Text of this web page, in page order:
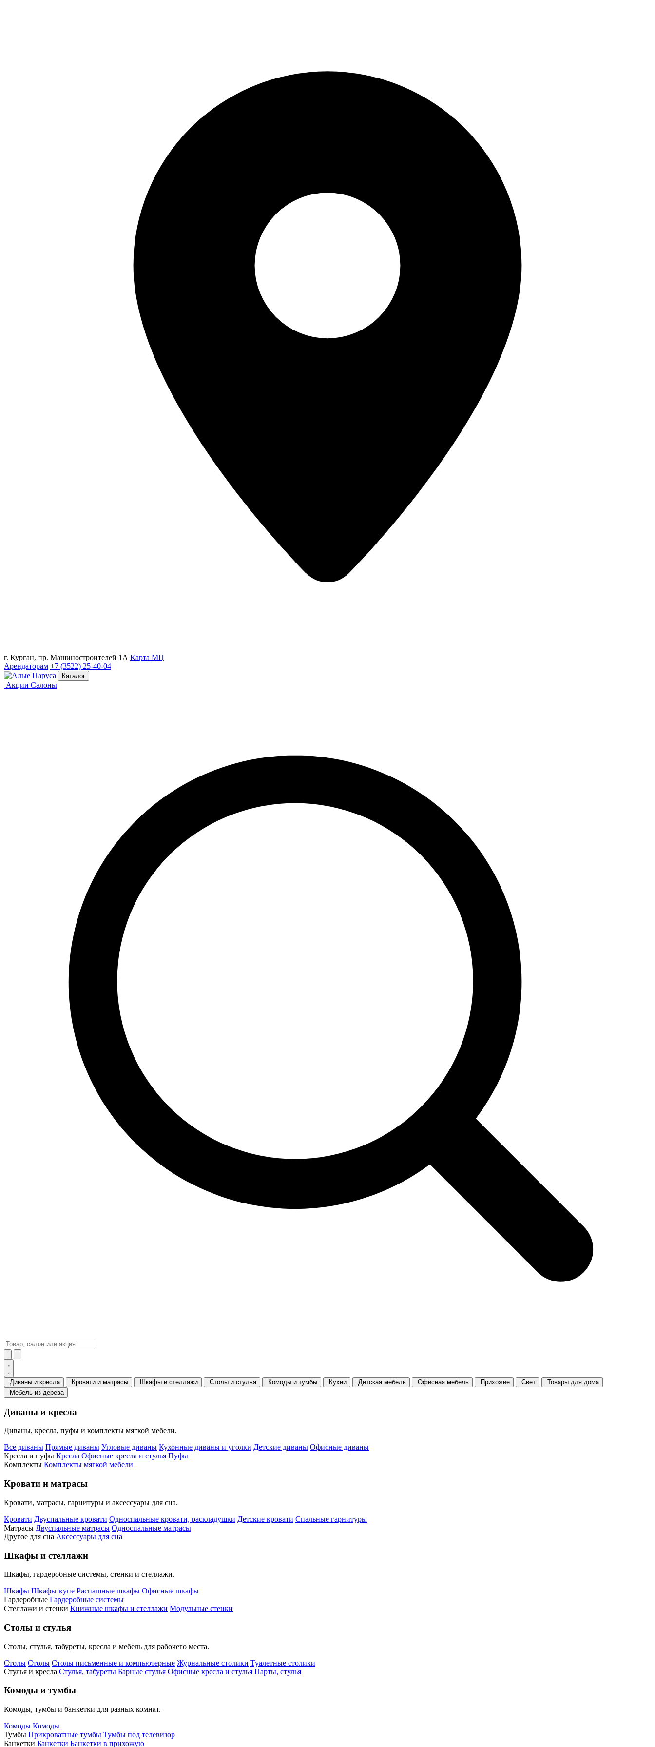
г. Курган, пр. Машиностроителей 1А Карта МЦ
Арендаторам +7 (3522) 25-40-04
Каталог
Акции Салоны
Диваны и кресла Кровати и матрасы Шкафы и стеллажи Столы и стулья Комоды и тумбы Кухни Детская мебель Офисная мебель Прихожие Свет
Товары для дома
Мебель из дерева
Диваны и кресла
Диваны, кресла, пуфы и комплекты мягкой мебели.
Все диваны Прямые диваны Угловые диваны Кухонные диваны и уголки Детские диваны Офисные диваны
Кресла и пуфы Кресла Офисные кресла и стулья Пуфы
Комплекты Комплекты мягкой мебели
Кровати и матрасы
Кровати, матрасы, гарнитуры и аксессуары для сна.
Кровати Двуспальные кровати Односпальные кровати, раскладушки Детские кровати Спальные гарнитуры
Матрасы Двуспальные матрасы Односпальные матрасы
Другое для сна Аксессуары для сна
Шкафы и стеллажи
Шкафы, гардеробные системы, стенки и стеллажи.
Шкафы Шкафы-купе Распашные шкафы Офисные шкафы
Гардеробные Гардеробные системы
Стеллажи и стенки Книжные шкафы и стеллажи Модульные стенки
Столы и стулья
Столы, стулья, табуреты, кресла и мебель для рабочего места.
Столы Столы Столы письменные и компьютерные Журнальные столики Туалетные столики
Стулья и кресла Стулья, табуреты Барные стулья Офисные кресла и стулья Парты, стулья
Комоды и тумбы
Комоды, тумбы и банкетки для разных комнат.
Комоды Комоды
Тумбы Прикроватные тумбы Тумбы под телевизор
Банкетки Банкетки Банкетки в прихожую